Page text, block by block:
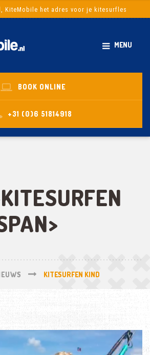
KiteMobile het adres voor je kitesurfles
MENU
BOOK ONLINE
+31 (0)6 51814918
KITESURFEN KIND